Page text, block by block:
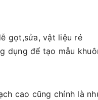
gọt,sửa, vật liệu rẻ
dụng để tạo mẫu
cao cũng chính là